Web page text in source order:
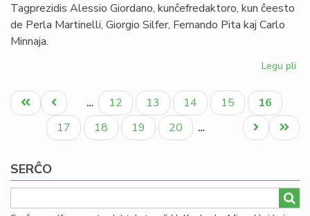
Tagprezidis Alessio Giordano, kunĉefredaktoro, kun ĉeesto
de Perla Martinelli, Giorgio Silfer, Fernando Pita kaj Carlo
Minnaja.
Legu pli
la
Pagination
Unua
paĝo
Antaŭa
paĝo
… Paĝo
12 Paĝo
13 Paĝo
14 Paĝo
15
Aktuala
paĝo
16
Paĝo
17 Paĝo
18 Paĝo
19 Paĝo
20 …
Last
page
Next
page
SERĈO